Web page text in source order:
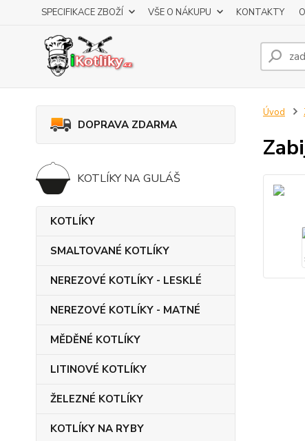
SPECIFIKACE ZBOŽÍ VŠE O NÁKUPU KONTAKTY
DOPRAVA ZDARMA
KOTLÍKY NA GULÁŠ
KOTLÍKY
SMALTOVANÉ KOTLÍKY
NEREZOVÉ KOTLÍKY - LESKLÉ
NEREZOVÉ KOTLÍKY - MATNÉ
MĚDĚNÉ KOTLÍKY
LITINOVÉ KOTLÍKY
ŽELEZNÉ KOTLÍKY
KOTLÍKY NA RYBY
Úvod